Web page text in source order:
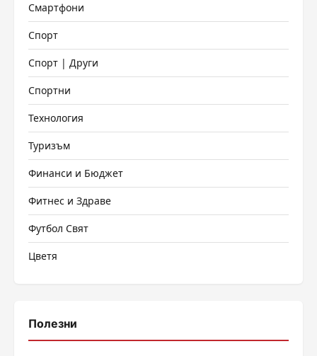
Смартфони
Спорт
Спорт | Други
Спортни
Технология
Туризъм
Финанси и Бюджет
Фитнес и Здраве
Футбол Свят
Цветя
Полезни